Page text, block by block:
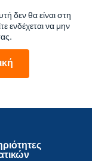
δεν θα είναι στη
ενδέχεται να μην